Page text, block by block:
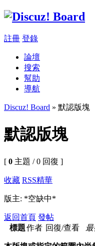
註冊 登錄
論壇
搜索
幫助
導航
Discuz! Board » 默認版塊
默認版塊
[ 0 主題 / 0 回復 ]
收藏 RSS精華
版主: *空缺中*
返回首頁 發帖
標題作者 回復/查看